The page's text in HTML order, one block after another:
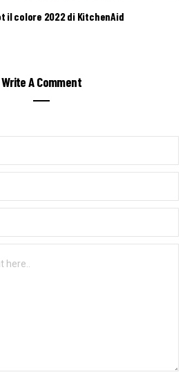
il colore 2022 di KitchenAid
Write A Comment